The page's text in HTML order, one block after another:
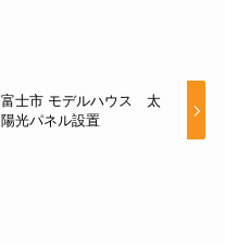
富士市 モデルハウス 太
陽光パネル設置